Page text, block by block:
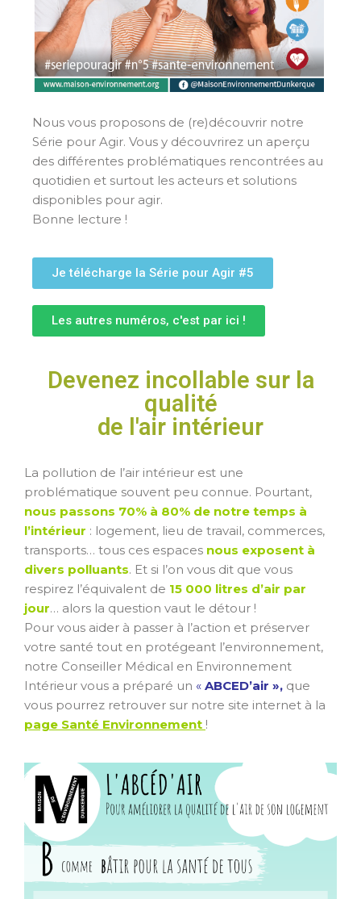
Nous vous proposons de (re)découvrir notre
Série pour Agir. Vous y découvrirez un aperçu
des différentes problématiques rencontrées au
quotidien et surtout les acteurs et solutions
disponibles pour agir.
Bonne lecture !
Je télécharge la Série pour Agir #5
Les autres numéros, c'est par ici !
Devenez incollable sur la
qualité
de l'air intérieur
La pollution de l’air intérieur est une
problématique souvent peu connue. Pourtant,
nous passons 70% à 80% de notre temps à
l’intérieur : logement, lieu de travail, commerces,
transports… tous ces espaces nous exposent à
divers polluants. Et si l’on vous dit que vous
respirez l’équivalent de 15 000 litres d’air par
jour… alors la question vaut le détour !
Pour vous aider à passer à l’action et préserver
votre santé tout en protégeant l’environnement,
notre Conseiller Médical en Environnement
Intérieur vous a préparé un « ABCED’air », que
vous pourrez retrouver sur notre site internet à la
page Santé Environnement !